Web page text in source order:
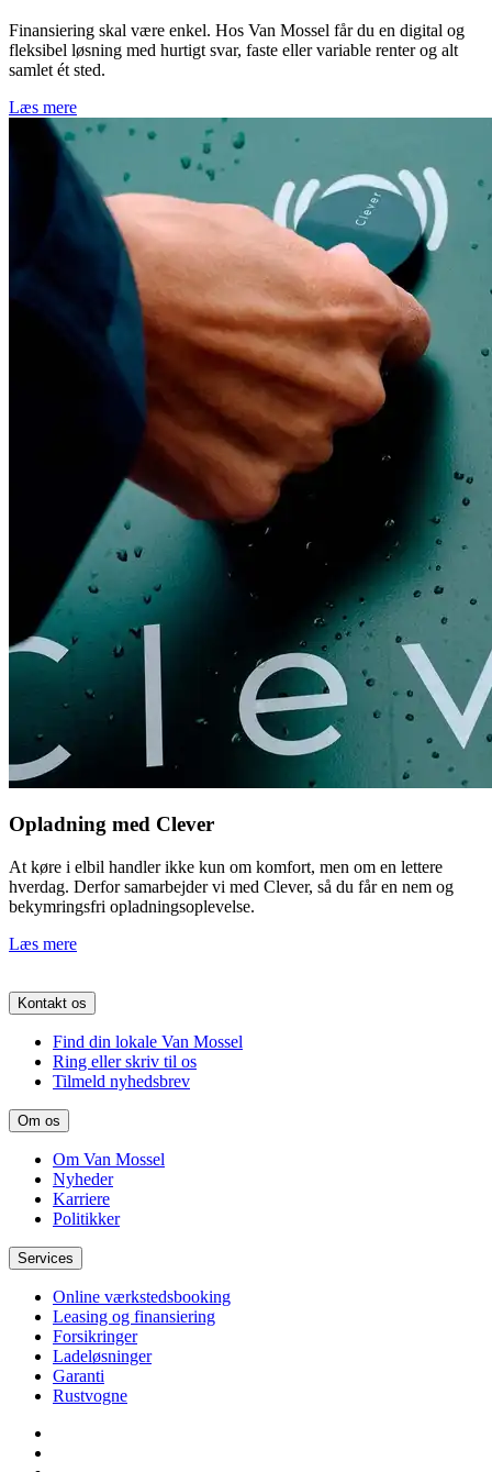
Finansiering skal være enkel. Hos Van Mossel får du en digital og
fleksibel løsning med hurtigt svar, faste eller variable renter og alt
samlet ét sted.
Læs mere
Opladning med Clever
At køre i elbil handler ikke kun om komfort, men om en lettere
hverdag. Derfor samarbejder vi med Clever, så du får en nem og
bekymringsfri opladningsoplevelse.
Læs mere
Kontakt os
Find din lokale Van Mossel
Ring eller skriv til os
Tilmeld nyhedsbrev
Om os
Om Van Mossel
Nyheder
Karriere
Politikker
Services
Online værkstedsbooking
Leasing og finansiering
Forsikringer
Ladeløsninger
Garanti
Rustvogne